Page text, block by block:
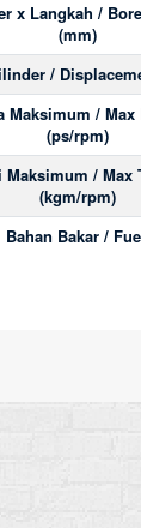
x Langkah /
(mm)
/
Maksimum / Max
(ps/rpm)
Maksimum / Max
(kgm/rpm)
Bakar /